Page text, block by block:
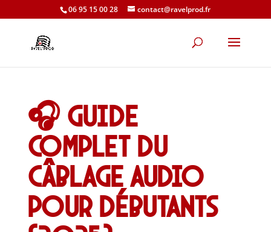
06 95 15 00 28 contact@ravelprod.fr
🎧 Guide
complet du
câblage audio
pour débutants